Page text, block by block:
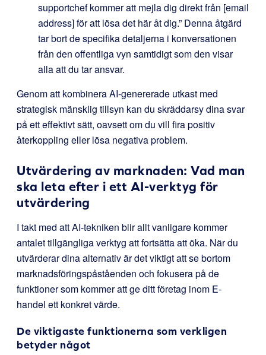
supportchef kommer att mejla dig direkt från [email
address] för att lösa det här åt dig.” Denna åtgärd
tar bort de specifika detaljerna i konversationen
från den offentliga vyn samtidigt som den visar
alla att du tar ansvar.
Genom att kombinera AI-genererade utkast med
strategisk mänsklig tillsyn kan du skräddarsy dina svar
på ett effektivt sätt, oavsett om du vill fira positiv
återkoppling eller lösa negativa problem.
Utvärdering av marknaden: Vad man
ska leta efter i ett AI-verktyg för
utvärdering
I takt med att AI-tekniken blir allt vanligare kommer
antalet tillgängliga verktyg att fortsätta att öka. När du
utvärderar dina alternativ är det viktigt att se bortom
marknadsföringspåståenden och fokusera på de
funktioner som kommer att ge ditt företag inom E-
handel ett konkret värde.
De viktigaste funktionerna som verkligen
betyder något